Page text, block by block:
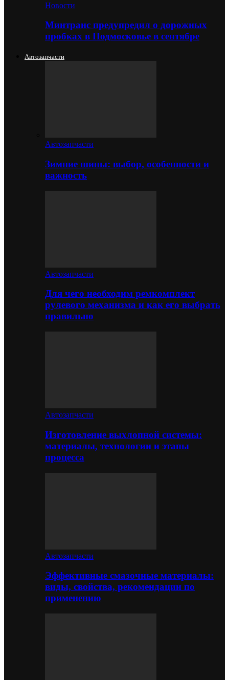
Новости
Минтранс предупредил о дорожных
пробках в Подмосковье в сентябре
Автозапчасти
Автозапчасти
Зимние шины: выбор, особенности и
важность
Автозапчасти
Для чего необходим ремкомплект
рулевого механизма и как его выбрать
правильно
Автозапчасти
Изготовление выхлопной системы:
материалы, технологии и этапы
процесса
Автозапчасти
Эффективные смазочные материалы:
виды, свойства, рекомендации по
применению